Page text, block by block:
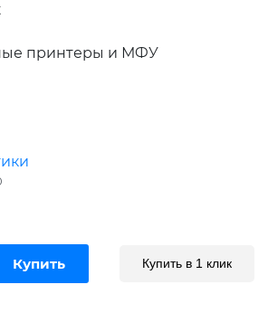
принтеры и МФУ
Купить в 1 клик